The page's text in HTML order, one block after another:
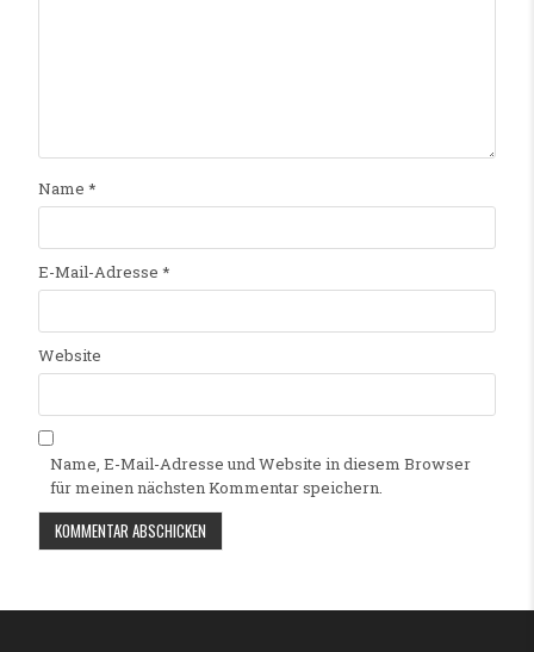
Name *
E-Mail-Adresse *
Website
Name, E-Mail-Adresse und Website in diesem Browser
für meinen nächsten Kommentar speichern.